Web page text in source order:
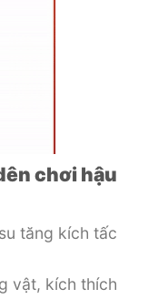
chơi hậu
tăng kích tấc
vật, kích thích